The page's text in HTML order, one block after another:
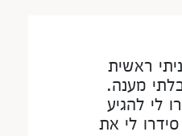
ראשית
מענה.
לי להגיע
לי את